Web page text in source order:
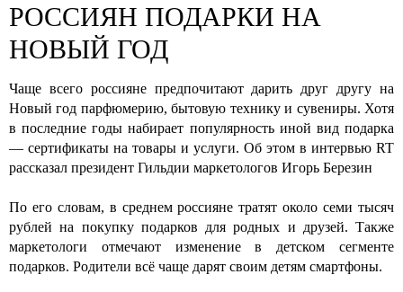
РОССИЯН ПОДАРКИ НА
НОВЫЙ ГОД
Чаще всего россияне предпочитают дарить друг другу на
Новый год парфюмерию, бытовую технику и сувениры. Хотя
в последние годы набирает популярность иной вид подарка
— сертификаты на товары и услуги. Об этом в интервью RT
рассказал президент Гильдии маркетологов Игорь Березин
По его словам, в среднем россияне тратят около семи тысяч
рублей на покупку подарков для родных и друзей. Также
маркетологи отмечают изменение в детском сегменте
подарков. Родители всё чаще дарят своим детям смартфоны.